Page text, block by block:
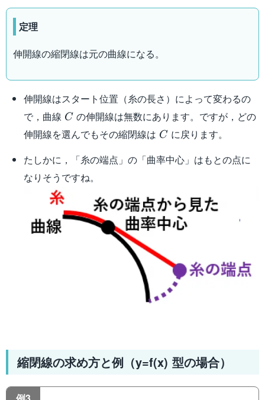
定理
伸開線の縮閉線は元の曲線になる。
伸開線はスタート位置（糸の長さ）によって変わるの
で，曲線 C
C の伸開線は無数にあります。ですが，どの
伸開線を選んでもその縮閉線は C
C に戻ります。
たしかに，「糸の端点」の「曲率中心」はもとの点に
なりそうですね。
縮閉線の求め方と例（y=f(x) 型の場合）